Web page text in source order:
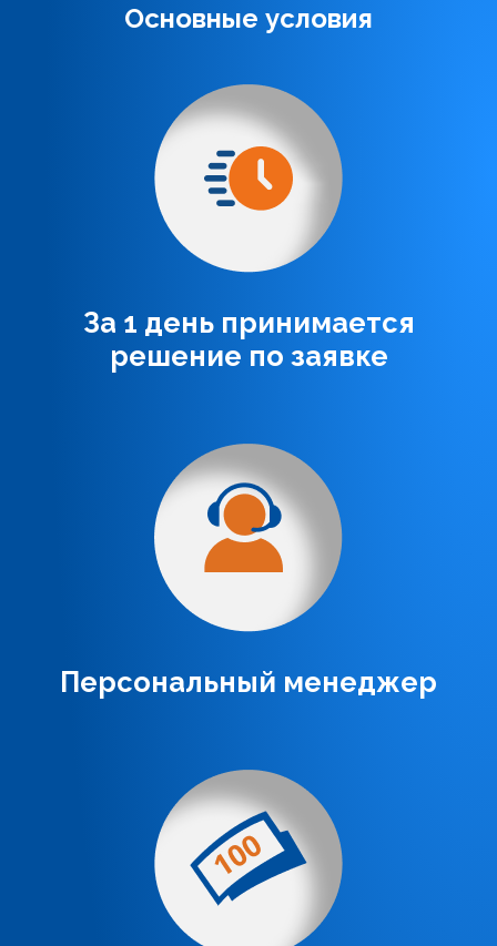
Основные условия
За 1 день принимается
решение по заявке
Персональный менеджер